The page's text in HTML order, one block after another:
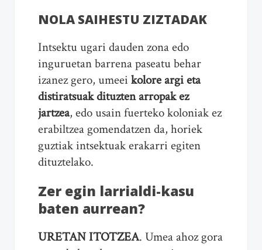
NOLA SAIHESTU ZIZTADAK
Intsektu ugari dauden zona edo
inguruetan barrena paseatu behar
izanez gero, umeei kolore argi eta
distiratsuak dituzten arropak ez
jartzea, edo usain fuerteko koloniak ez
erabiltzea gomendatzen da, horiek
guztiak intsektuak erakarri egiten
dituztelako.
Zer egin larrialdi-kasu
baten aurrean?
URETAN ITOTZEA. Umea ahoz gora